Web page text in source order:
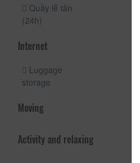
Quầy lễ tân
(24h)
Internet
Luggage
storage
Moving
Activity and relaxing